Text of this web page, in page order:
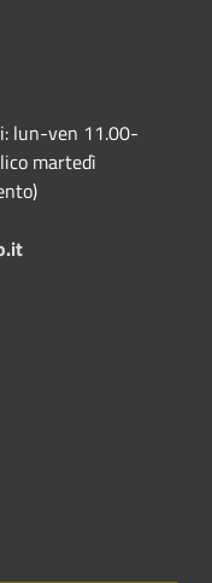
lun-ven 11.00-
martedì